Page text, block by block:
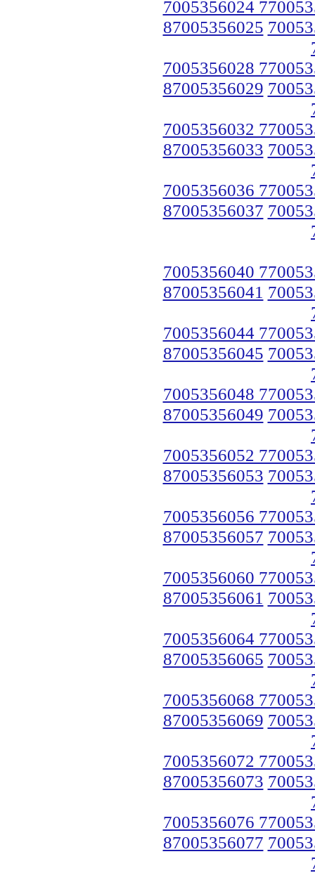
7005356024
87005356025
7005356028
87005356029
7005356032
87005356033
7005356036
87005356037
7005356040
87005356041
7005356044
87005356045
7005356048
87005356049
7005356052
87005356053
7005356056
87005356057
7005356060
87005356061
7005356064
87005356065
7005356068
87005356069
7005356072
87005356073
7005356076
87005356077